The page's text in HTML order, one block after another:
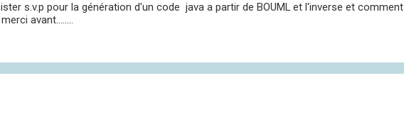
s.v.p pour la génération d'un code java a partir de BOUML et l'inverse et comment
avant........